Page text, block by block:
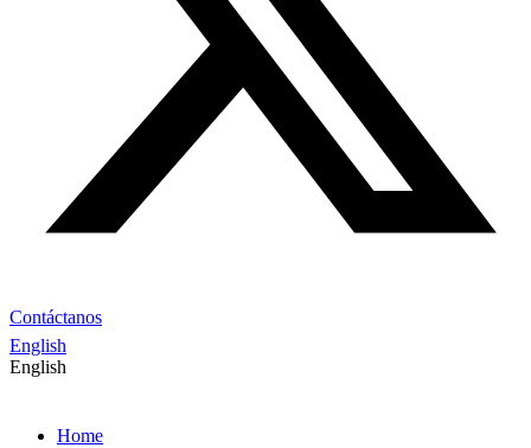
Contáctanos
English
English
Home